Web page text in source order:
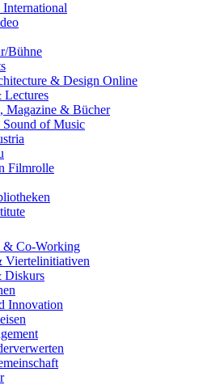
Bühne
& Design Online
Lectures
Magazine & Bücher
of Music
Filmrolle
& Co-Working
Viertelinitiativen
Diskurs
Innovation